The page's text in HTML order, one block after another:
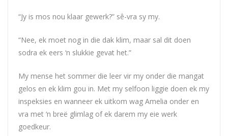
“Jy is mos nou klaar gewerk?” sê-vra sy my.
“Nee, ek moet nog in die dak klim, maar sal dit doen
sodra ek eers ‘n slukkie gevat het.”
My mense het sommer die leer vir my onder die mangat
gelos en ek klim gou in. Met my selfoon liggie doen ek my
inspeksies en wanneer ek uitkom wag Amelia onder en
vra met ‘n breë glimlag of ek darem my eie werk
goedkeur.